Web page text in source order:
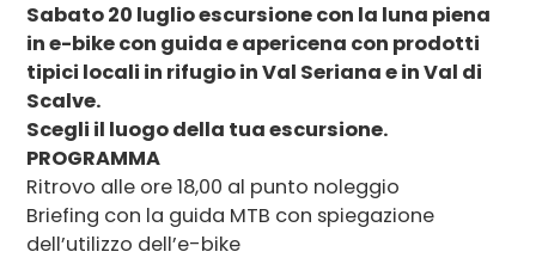
Sabato 20 luglio escursione con la luna piena
in e-bike con guida e apericena con prodotti
tipici locali in rifugio in Val Seriana e in Val di
Scalve.
Scegli il luogo della tua escursione.
PROGRAMMA
Ritrovo alle ore 18,00 al punto noleggio
Briefing con la guida MTB con spiegazione
dell’utilizzo dell’e-bike